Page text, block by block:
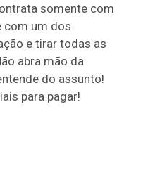
somente com
com um dos
e tirar todas as
abra mão da
do assunto!
para pagar!